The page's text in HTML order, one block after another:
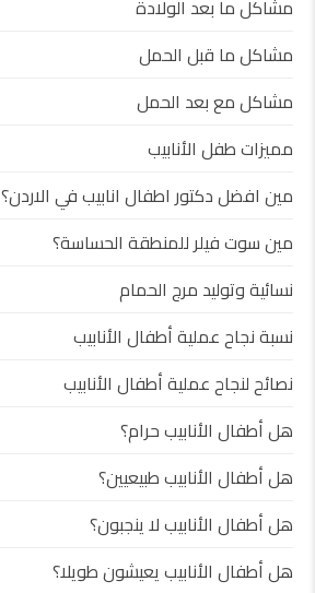
مشاكل ما بعد الولادة
مشاكل ما قبل الحمل
مشاكل مع بعد الحمل
مميزات طفل الأنابيب
مين افضل دكتور اطفال انابيب في الاردن؟
مين سوت فيلر للمنطقة الحساسة؟
نسائية وتوليد مرج الحمام
نسبة نجاح عملية أطفال الأنابيب
نصائح لنجاح عملية أطفال الأنابيب
هل أطفال الأنابيب حرام؟
هل أطفال الأنابيب طبيعيين؟
هل أطفال الأنابيب لا ينجبون؟
هل أطفال الأنابيب يعيشون طويلا؟